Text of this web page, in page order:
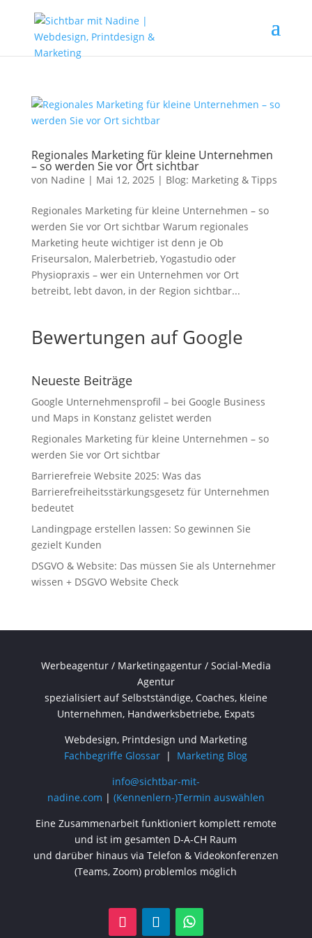
Regionales Marketing für kleine Unternehmen
– so werden Sie vor Ort sichtbar
von Nadine | Mai 12, 2025 | Blog: Marketing & Tipps
Regionales Marketing für kleine Unternehmen – so
werden Sie vor Ort sichtbar Warum regionales
Marketing heute wichtiger ist denn je Ob
Friseursalon, Malerbetrieb, Yogastudio oder
Physiopraxis – wer ein Unternehmen vor Ort
betreibt, lebt davon, in der Region sichtbar...
Bewertungen auf Google
Neueste Beiträge
Google Unternehmensprofil – bei Google Business
und Maps in Konstanz gelistet werden
Regionales Marketing für kleine Unternehmen – so
werden Sie vor Ort sichtbar
Barrierefreie Website 2025: Was das
Barrierefreiheitsstärkungsgesetz für Unternehmen
bedeutet
Landingpage erstellen lassen: So gewinnen Sie
gezielt Kunden
DSGVO & Website: Das müssen Sie als Unternehmer
wissen + DSGVO Website Check
Werbeagentur / Marketingagentur / Social-Media
Agentur
spezialisiert auf Selbstständige, Coaches, kleine
Unternehmen, Handwerksbetriebe, Expats
Webdesign, Printdesign und Marketing
Fachbegriffe Glossar | Marketing Blog
info@sichtbar-mit-
nadine.com | (Kennenlern-)Termin auswählen
Eine Zusammenarbeit funktioniert komplett remote
und ist im gesamten D-A-CH Raum
und darüber hinaus via Telefon & Videokonferenzen
(Teams, Zoom) problemlos möglich